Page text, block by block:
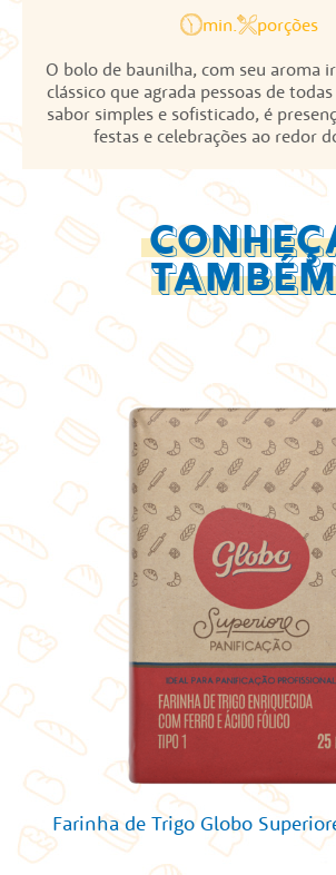
min.
porções
O bolo de baunilha, com seu aroma
clássico que agrada pessoas de
sabor simples e sofisticado, é
festas e celebrações ao redor
Farinha de Trigo Globo